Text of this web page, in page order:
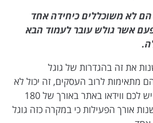
לא משוכללים כיחידה אחד
בכל פעם אשר גולש עובר לעמוד הבא
את זה בהגדרות של גוגל
לרוב ה30 דקות הם מתאימות לרוב העסקים, זה יכול לא
להתאים אם לצורך הדוגמה יש לכם ווידאו באתר באורך של 180
אורך הפעילות כי במקרה כזה גוגל